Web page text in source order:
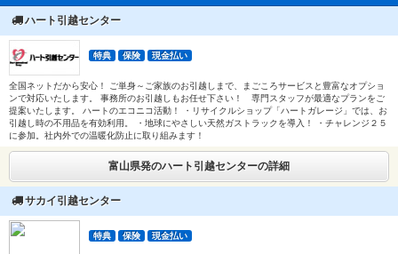
ハート引越センター
特典 保険 現金払い
全国ネットだから安心！ ご単身～ご家族のお引越しまで、まごころサービスと豊富なオプショ
ンで対応いたします。 事務所のお引越しもお任せ下さい！ 専門スタッフが最適なプランをご
提案いたします。 ハートのエコニコ活動！ ・リサイクルショップ「ハートガレージ」では、お
引越し時の不用品を有効利用。 ・地球にやさしい天然ガストラックを導入！ ・チャレンジ２５
に参加。社内外での温暖化防止に取り組みます！
富山県発のハート引越センターの詳細
サカイ引越センター
特典 保険 現金払い